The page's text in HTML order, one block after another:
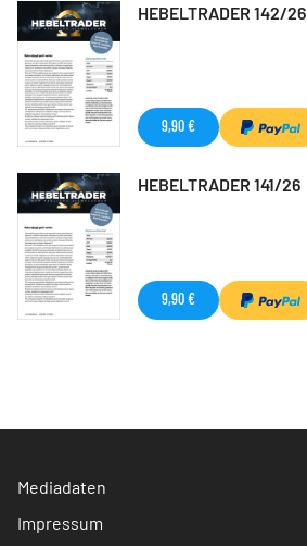
HEBELTRADER 142/26
9,90 €
HEBELTRADER 141/26
9,90 €
Mediadaten
Impressum